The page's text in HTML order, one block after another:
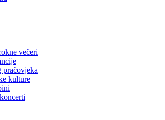
večeri
pračovjeka
kulture